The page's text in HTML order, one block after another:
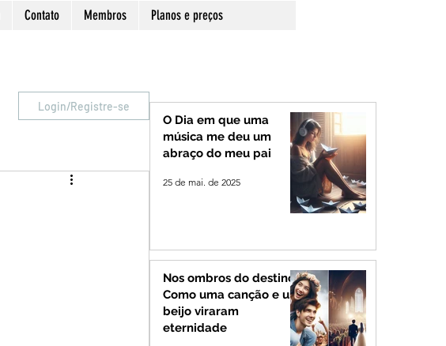
Contato Membros Planos e preços
Login/Registre-se
O Dia em que uma
música me deu um
abraço do meu pai
25 de mai. de 2025
Nos ombros do destino:
Como uma canção e um
beijo viraram
eternidade